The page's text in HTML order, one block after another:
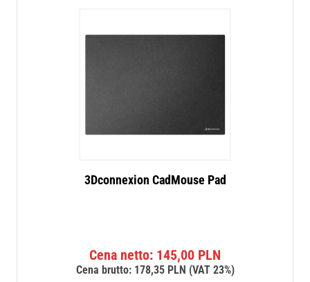
3Dconnexion CadMouse Pad
Cena netto: 145,00 PLN
Cena brutto: 178,35 PLN (VAT 23%)